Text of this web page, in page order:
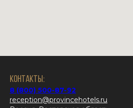
Контакты:
8 (800) 500-87-92
reception@provincehotels.ru